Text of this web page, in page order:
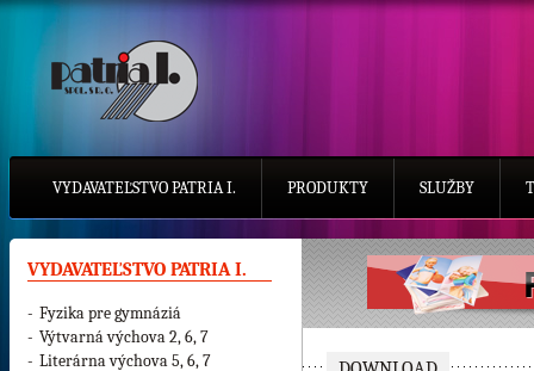
VYDAVATEĽSTVO PATRIA I. PRODUKTY SLUŽBY
VYDAVATEĽSTVO PATRIA I.
- Fyzika pre gymnáziá
- Výtvarná výchova 2, 6, 7
- Literárna výchova 5, 6, 7